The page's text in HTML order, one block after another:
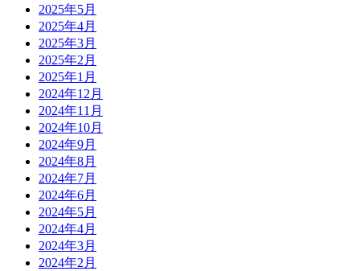
2025年5月
2025年4月
2025年3月
2025年2月
2025年1月
2024年12月
2024年11月
2024年10月
2024年9月
2024年8月
2024年7月
2024年6月
2024年5月
2024年4月
2024年3月
2024年2月